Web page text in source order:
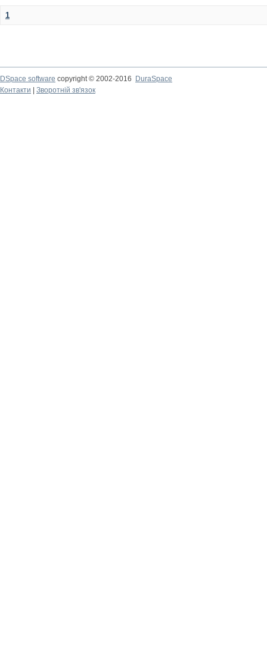
1
DSpace software copyright © 2002-2016
DuraSpace
Контакти
Зворотній зв'язок